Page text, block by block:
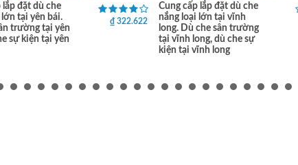
lắp đặt dù che
tại yên bái.
trường tại yên
sự kiện tại yên
₫ 322.622
Cung cấp lắp đặt dù che
nắng loại lớn tại vĩnh
long. Dù che sân trường
tại vĩnh long, dù che sự
kiện tại vĩnh long